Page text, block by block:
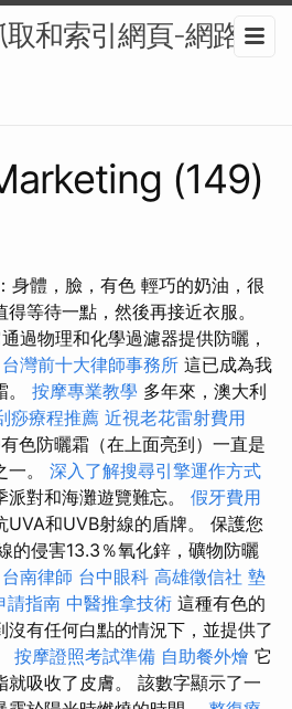
和索引網頁-網路行
(149)
身體，臉，有色 輕巧的奶油，很
等待一點，然後再接近衣服。
過物理和化學過濾器提供防曬，
台灣前十大律師事務所 這已成為我
。 按摩專業教學 多年來，澳大利
痧療程推薦 近視老花雷射費用
色防曬霜（在上面亮到）一直是
。 深入了解搜尋引擎運作方式
對和海灘遊覽難忘。 假牙費用
UVA和UVB射線的盾牌。 保護您
的侵害13.3％氧化鋅，礦物防曬
台南律師 台中眼科 高雄徵信社 墊
請指南 中醫推拿技術 這種有色的
沒有任何白點的情況下，並提供了
按摩證照考試準備 自助餐外燴 它
就吸收了皮膚。 該數字顯示了一